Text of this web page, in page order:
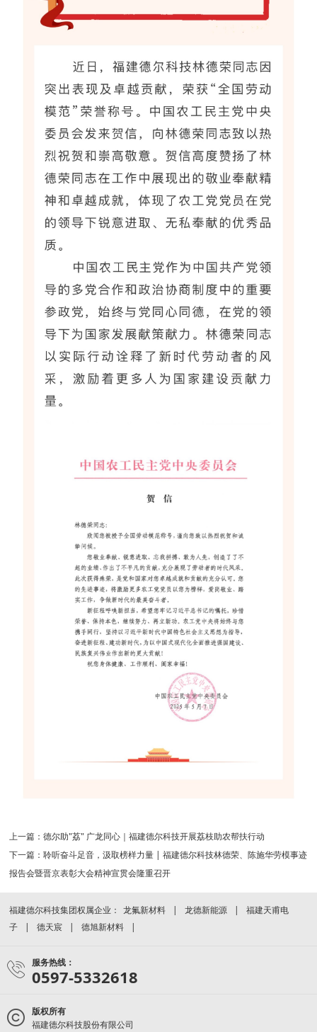
上一篇：德尔助"荔" 广龙同心｜福建德尔科技开展荔枝助农帮扶行动
下一篇：聆听奋斗足音，汲取榜样力量 | 福建德尔科技林德荣、陈施华劳模事迹
报告会暨晋京表彰大会精神宣贯会隆重召开
福建德尔科技集团权属企业： 龙氟新材料 龙德新能源
福建天甫电
子
德天宸 德旭新材料
服务热线：
0597-5332618
版权所有
福建德尔科技股份有限公司